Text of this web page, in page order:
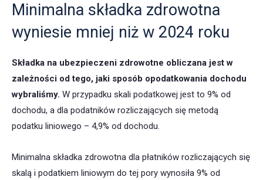
Minimalna składka zdrowotna
wyniesie mniej niż w 2024 roku
Składka na ubezpieczeni zdrowotne obliczana jest w
zależności od tego, jaki sposób opodatkowania dochodu
wybraliśmy. W przypadku skali podatkowej jest to 9% od
dochodu, a dla podatników rozliczających się metodą
podatku liniowego – 4,9% od dochodu.
Minimalna składka zdrowotna dla płatników rozliczających się
skalą i podatkiem liniowym do tej pory wynosiła 9% od